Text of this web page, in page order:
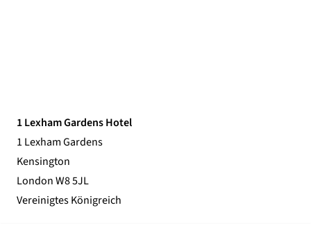
1 Lexham Gardens Hotel
1 Lexham Gardens
Kensington
London W8 5JL
Vereinigtes Königreich